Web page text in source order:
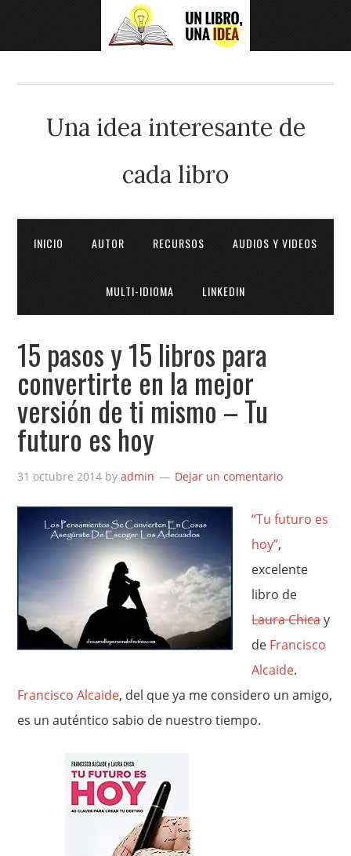
Una idea interesante de
cada libro
INICIO AUTOR RECURSOS AUDIOS Y VIDEOS
MULTI-IDIOMA LINKEDIN
15 pasos y 15 libros para
convertirte en la mejor
versión de ti mismo – Tu
futuro es hoy
31 octubre 2014 byadmin Dejar un comentario
“Tu futuro es
hoy”,
excelente
libro de
Laura Chicay
de Francisco
Alcaide.
Francisco Alcaide, del que ya me considero un amigo,
es un auténtico sabio de nuestro tiempo.